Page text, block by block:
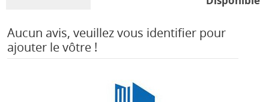
Aucun avis, veuillez vous identifier pour
ajouter le vôtre !